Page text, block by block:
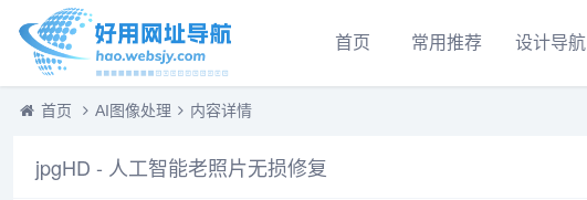
首页 常用推荐 设计导航
首页 AI图像处理 内容详情
jpgHD - 人工智能老照片无损修复